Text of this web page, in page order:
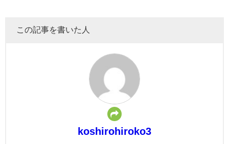
この記事を書いた人
koshirohiroko3